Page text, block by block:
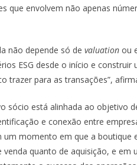
que envolvem não apenas
não depende só de valuation ou
ESG desde o início e
trazer para as transações”,
sócio está alinhada ao objetivo
e conexão entre
momento em que a boutique
quanto de aquisição, e